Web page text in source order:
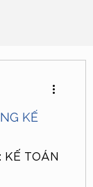
KẾ
KẾ TOÁN